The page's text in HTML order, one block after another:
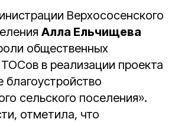
Верхососенского
Алла Ельчищева
общественных
в реализации проекта
сельского поселения».
отметила, что